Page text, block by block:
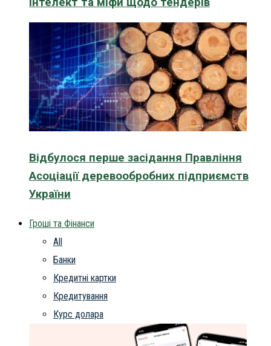
Відбулося перше засідання Правління
Асоціації деревообробних підприємств
України
Гроші та Фінанси
All
Банки
Кредитні картки
Кредитування
Курс долара